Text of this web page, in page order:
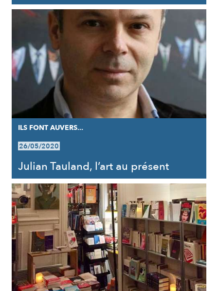
ILS FONT AUVERS...
26/05/2020
Julian Tauland, l’art au présent